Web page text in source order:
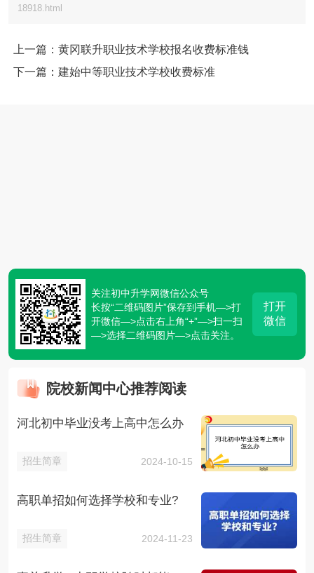
18918.html
上一篇：黄冈联升职业技术学校报名收费标准钱
下一篇：建始中等职业技术学校收费标准
关注初中升学网微信公众号
长按“二维码图片”保存到手机—>打
开微信—>点击右上角“+”—>扫一扫
—>选择二维码图片—>点击关注。
打开
微信
院校新闻中心推荐阅读
河北初中毕业没考上高中怎么办
招生简章 2024-10-15
高职单招如何选择学校和专业?
招生简章 2024-11-23